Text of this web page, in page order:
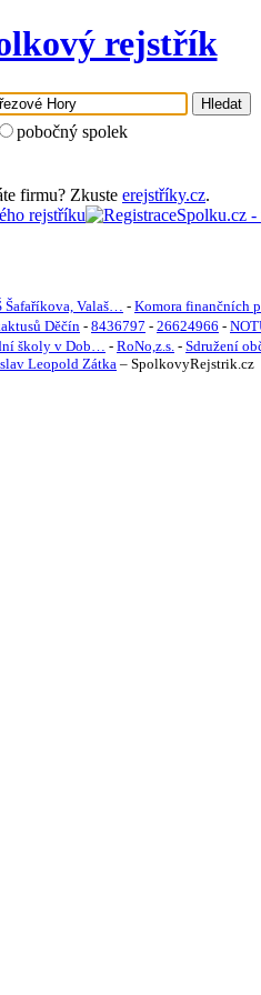
rejstřík
Hledat
pobočný spolek
firmu? Zkuste erejstříky.cz.
Šafaříkova, Valaš… - Komora finančních
Děčín - 8436797 - 26624966 -
školy v Dob… - RoNo,z.s. - Sdružení
Leopold Zátka – SpolkovyRejstrik.cz